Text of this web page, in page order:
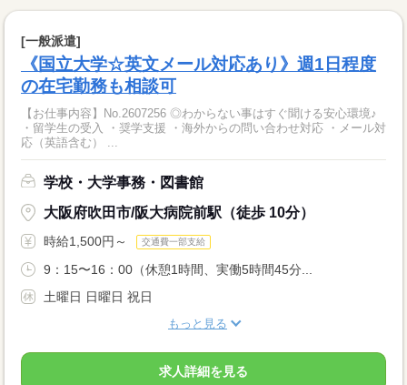
[一般派遣]
《国立大学☆英文メール対応あり》週1日程度
の在宅勤務も相談可
【お仕事内容】No.2607256 ◎わからない事はすぐ聞ける安心環境♪
・留学生の受入 ・奨学支援 ・海外からの問い合わせ対応 ・メール対
応（英語含む） ...
学校・大学事務・図書館
大阪府吹田市/阪大病院前駅（徒歩 10分）
時給1,500円～ 交通費一部支給
9：15〜16：00（休憩1時間、実働5時間45分...
土曜日 日曜日 祝日
もっと見る
求人詳細を見る